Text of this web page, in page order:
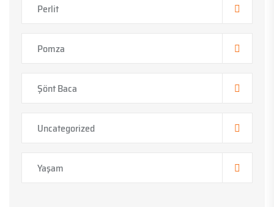
Perlit
Pomza
Şönt Baca
Uncategorized
Yaşam